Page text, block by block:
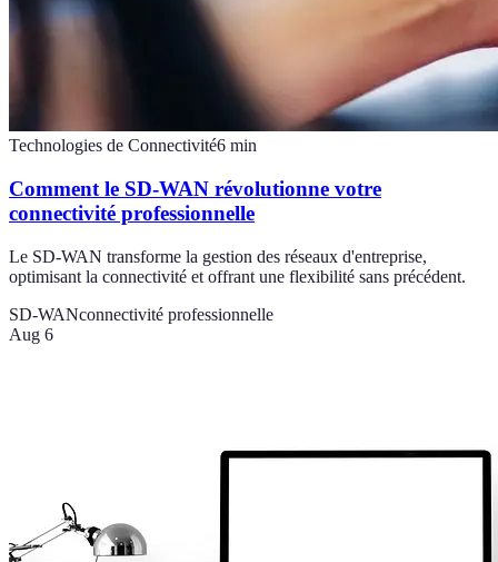
Technologies de Connectivité6 min
Comment le SD-WAN révolutionne votre
connectivité professionnelle
Le SD-WAN transforme la gestion des réseaux d'entreprise,
optimisant la connectivité et offrant une flexibilité sans précédent.
SD-WANconnectivité professionnelle
Aug 6